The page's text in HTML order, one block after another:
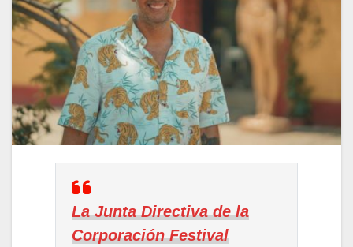
La Junta Directiva de la
Corporación Festival